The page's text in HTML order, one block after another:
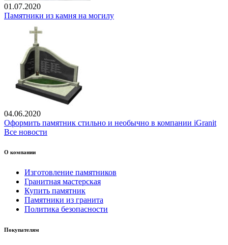
01.07.2020
Памятники из камня на могилу
04.06.2020
Оформить памятник стильно и необычно в компании iGranit
Все новости
О компании
Изготовление памятников
Гранитная мастерская
Купить памятник
Памятники из гранита
Политика безопасности
Покупателям